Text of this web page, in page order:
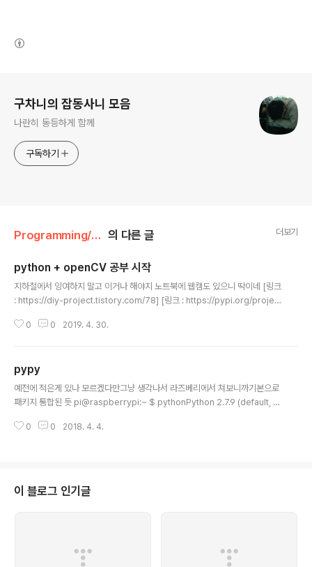
구차니의 잡동사니 모음
나란히 동등하게 함께
구독하기
Programming/python(파이썬) 의 다른 글 더보기
python + openCV 공부 시작
지하철에서 잉여하지 말고 이거나 해야지 노트북에 웹캠도 있으니 딱이네 [링크
: https://diy-project.tistory.com/78] [링크 : https://pypi.org/projec
hon.com/python-development-visual-studio-code/] + C:\Users
517249a96190fdf6b21a291d9716115d6886938ccd86afaf821..
0 0 2019. 4. 30.
pypy
예전에 적은게 있나 모르겠다만그냥 생각나서 라즈베리에서 쳐보니까기본으로
패키지 통합된 듯 pi@raspberrypi:~ $ pythonPython 2.7.9 (default, S
ht", "credits" or "license" for more information.>>> exit() pi@rasp
0 0 2018. 4. 4.
이 블로그 인기글